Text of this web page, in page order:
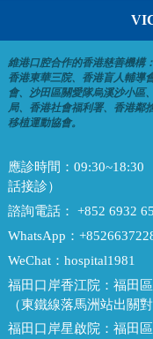
維港口腔合作的香港慈善機構：
香港東華三院、香港盲人輔導
會、沙田區關愛隊烏溪沙小區
局、香港社會福利署、香港鄰
移植運動協會。
應診時間： 09:30~18:30
話接診）
諮詢電話： +852 6932
WhatsApp：
WeChat： hospital1981
福田口岸香江院： 福田
（東鐵線落馬洲站出關對
福田口岸星啟院： 福田